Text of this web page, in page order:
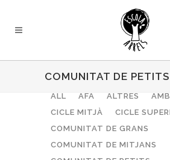
COMUNITAT DE
ALL AFA ALTRES
CICLE MITJÀ
CICLE
COMUNITAT DE GRANS
COMUNITAT DE MITJANS